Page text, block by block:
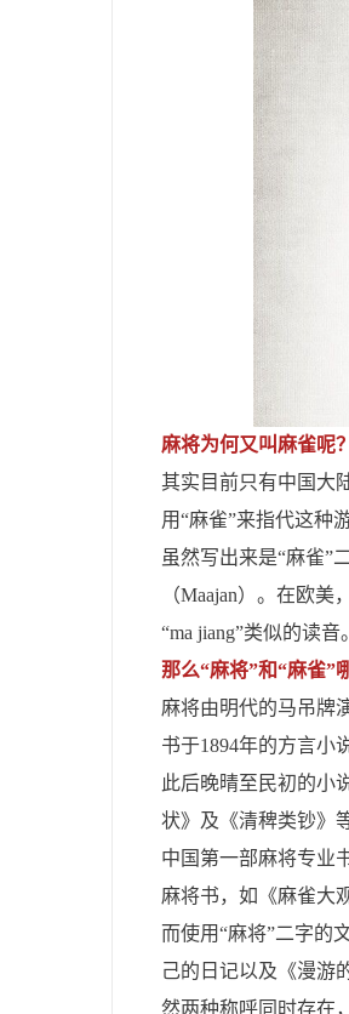
麻将为何又叫麻雀呢？
其实目前只有中国大
用“麻雀”来指代这种游
虽然写出来是“麻雀”
（Maajan）。在欧
“ma jiang”类似的读音。
那么“麻将”和“麻雀”
麻将由明代的马吊牌
书于1894年的方言小
此后晚晴至民初的小
状》及《清稗类钞》
中国第一部麻将专业
麻将书，如《麻雀大
而使用“麻将”二字的
己的日记以及《漫游
然两种称呼同时存在